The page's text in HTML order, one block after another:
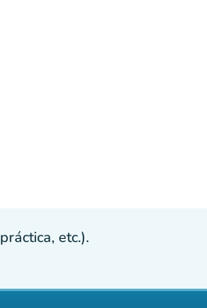
etc.).